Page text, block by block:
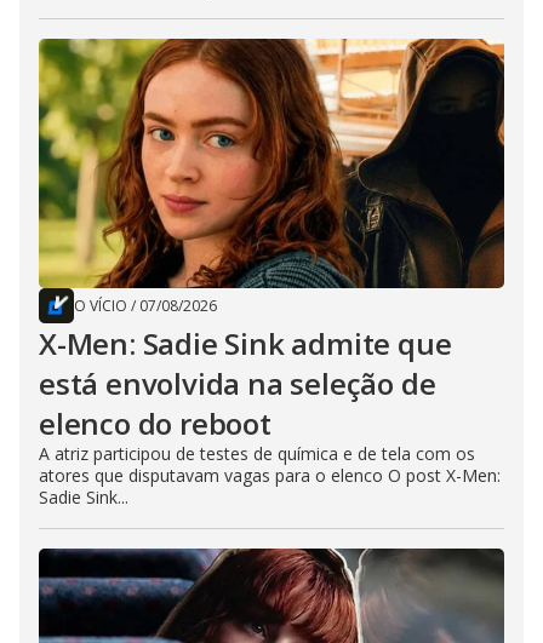
O VÍCIO / 07/08/2026
X-Men: Sadie Sink admite que
está envolvida na seleção de
elenco do reboot
A atriz participou de testes de química e de tela com os
atores que disputavam vagas para o elenco O post X-Men:
Sadie Sink...